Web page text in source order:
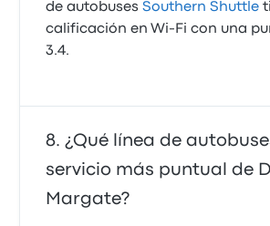
de autobusesSouthern Shuttle
calificación en Wi‑Fi con una
3.4.
¿Qué línea de
servicio más puntual de
Margate?